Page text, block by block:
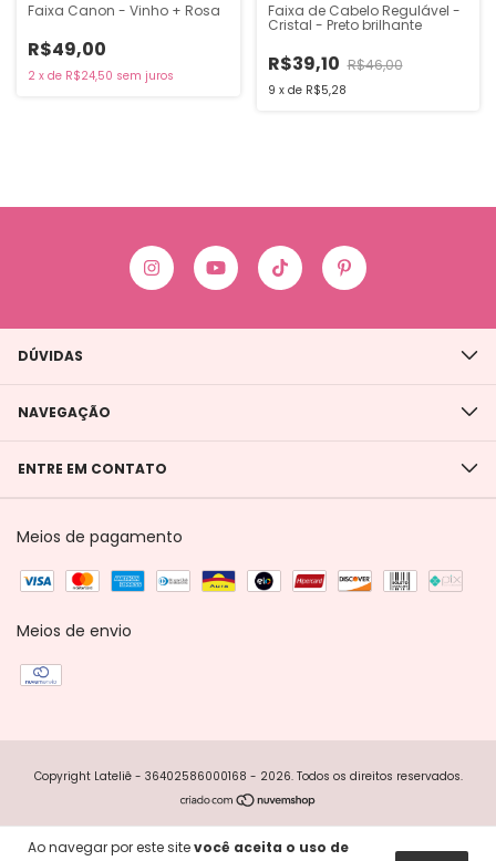
Ao navegar por este sitevocê aceita o uso de
Faixa Canon - Vinho + Rosa
R$49,00
2 x de R$24,50 sem juros
Faixa de Cabelo Regulável -
Cristal - Preto brilhante
R$39,10 R$46,00
9 x de R$5,28
DÚVIDAS
NAVEGAÇÃO
ENTRE EM CONTATO
Meios de pagamento
Meios de envio
Copyright Lateliê - 36402586000168 - 2026. Todos os direitos reservados.